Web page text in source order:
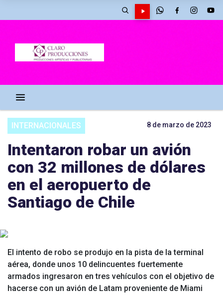
INTERNACIONALES 8 de marzo de 2023
Intentaron robar un avión
con 32 millones de dólares
en el aeropuerto de
Santiago de Chile
El intento de robo se produjo en la pista de la terminal
aérea, donde unos 10 delincuentes fuertemente
armados ingresaron en tres vehículos con el objetivo de
hacerse con un avión de Latam proveniente de Miami